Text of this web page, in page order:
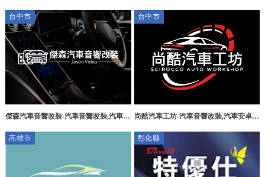
台中市
傑森汽車音響改裝-汽車音響改裝,汽車保
安裝
台中市
尚酷汽車工坊-汽車音響改裝,汽車安卓機
改裝,
高雄市 彰化縣